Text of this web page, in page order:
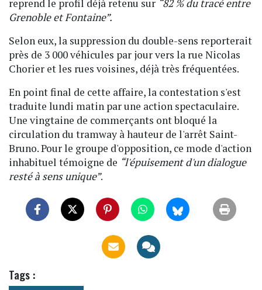
reprend le profil déjà retenu sur “82 % du tracé entre
Grenoble et Fontaine”.
Selon eux, la suppression du double-sens reporterait
près de 3 000 véhicules par jour vers la rue Nicolas
Chorier et les rues voisines, déjà très fréquentées.
En point final de cette affaire, la contestation s'est
traduite lundi matin par une action spectaculaire.
Une vingtaine de commerçants ont bloqué la
circulation du tramway à hauteur de l'arrêt Saint-
Bruno. Pour le groupe d'opposition, ce mode d'action
inhabituel témoigne de “l'épuisement d'un dialogue
resté à sens unique”.
Tags :